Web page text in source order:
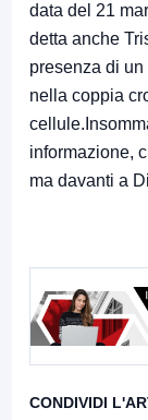
data del 21
detta anche
presenza di
nella coppia
informazione,
ma davanti a
CONDIVIDI